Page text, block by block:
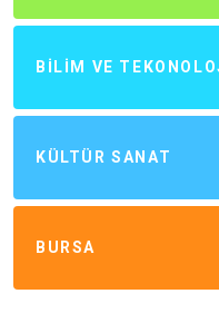
BILIM VE
KÜLTÜR SANAT
BURSA